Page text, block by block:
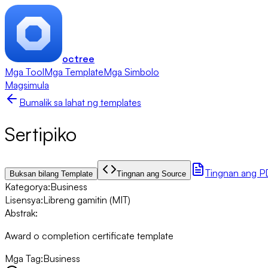
octree
Mga ToolMga TemplateMga Simbolo
Magsimula
Bumalik sa lahat ng templates
Sertipiko
Buksan bilang Template Tingnan ang Source
Tingnan ang
Kategorya:Business
Lisensya:Libreng gamitin (MIT)
Abstrak:
Award o completion certificate template
Mga Tag:Business